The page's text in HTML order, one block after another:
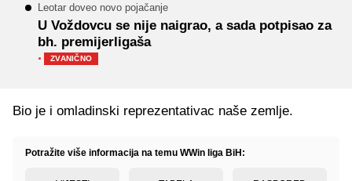
Leotar doveo novo pojačanje
U Voždovcu se nije naigrao, a sada potpisao za
bh. premijerligaša
· ZVANIČNO
Bio je i omladinski reprezentativac naše zemlje.
Potražite više informacija na temu WWin liga BiH: